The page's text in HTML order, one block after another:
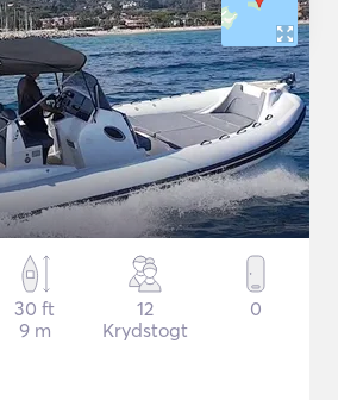
30 ft
9 m
12
Krydstogt
0